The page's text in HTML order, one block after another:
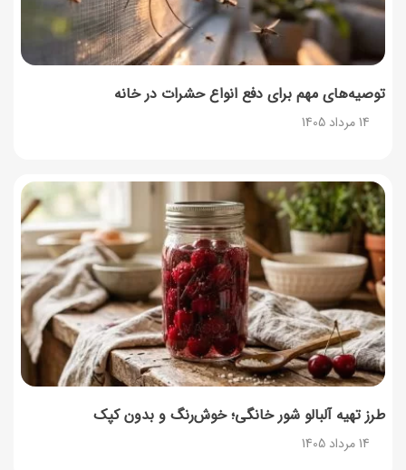
توصیه‌های مهم برای دفع انواع حشرات در خانه
14 مرداد 1405
طرز تهیه آلبالو شور خانگی؛ خوش‌رنگ و بدون کپک
14 مرداد 1405